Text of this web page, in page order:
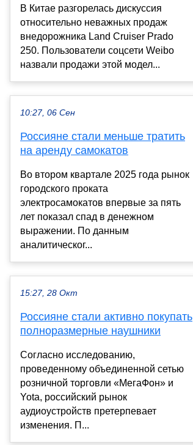
В Китае разгорелась дискуссия
относительно неважных продаж
внедорожника Land Cruiser Prado
250. Пользователи соцсети Weibo
назвали продажи этой модел...
10:27, 06 Сен
Россияне стали меньше тратить
на аренду самокатов
Во втором квартале 2025 года рынок
городского проката
электросамокатов впервые за пять
лет показал спад в денежном
выражении. По данным
аналитическог...
15:27, 28 Окт
Россияне стали активно покупать
полноразмерные наушники
Согласно исследованию,
проведенному объединенной сетью
розничной торговли «МегаФон» и
Yota, российский рынок
аудиоустройств претерпевает
изменения. П...